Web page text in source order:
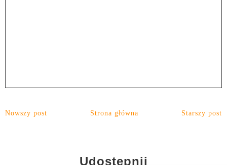
Nowszy post Starszy post
Strona główna
Udostępnij